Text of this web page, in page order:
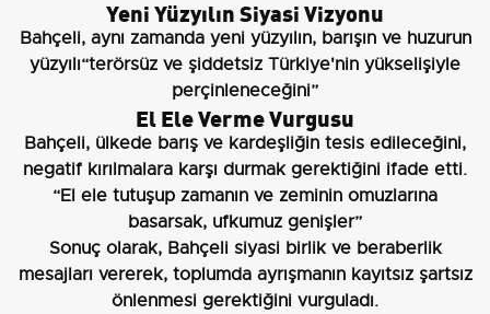
Yeni Yüzyılın Siyasi Vizyonu
Bahçeli, aynı zamanda yeni yüzyılın, barışın ve huzurun
yüzyılı“terörsüz ve şiddetsiz Türkiye'nin yükselişiyle
perçinleneceğini”
El Ele Verme Vurgusu
Bahçeli, ülkede barış ve kardeşliğin tesis edileceğini,
negatif kırılmalara karşı durmak gerektiğini ifade etti.
“El ele tutuşup zamanın ve zeminin omuzlarına
basarsak, ufkumuz genişler”
Sonuç olarak, Bahçeli siyasi birlik ve beraberlik
mesajları vererek, toplumda ayrışmanın kayıtsız şartsız
önlenmesi gerektiğini vurguladı.